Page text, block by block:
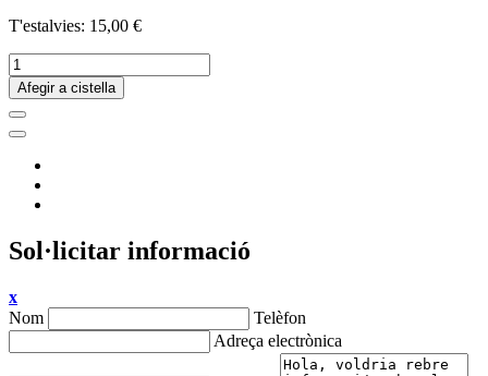
T'estalvies: 15,00 €
Afegir a cistella
Sol·licitar informació
x
Nom
Telèfon
Adreça electrònica